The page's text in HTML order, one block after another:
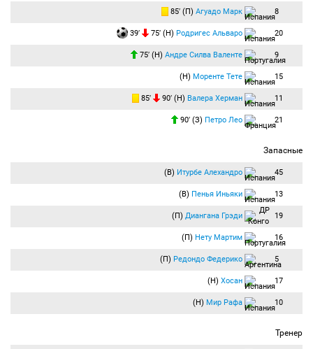
85′ (П) Агуадо Марк 8
39′ 75′ (Н) Родригес Альваро 20
75′ (Н) Андре Силва Валенте 9
(Н) Моренте Тете 15
85′ 90′ (Н) Валера Херман 11
90′ (З) Петро Лео 21
Запасные
(В) Итурбе Алехандро 45
(В) Пенья Иньяки 13
(П) Диангана Грэди 19
(П) Нету Мартим 16
(П) Редондо Федерико 5
(Н) Хосан 17
(Н) Мир Рафа 10
Тренер